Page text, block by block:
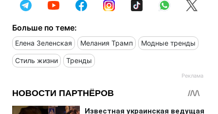
Больше по теме:
Елена Зеленская Мелания Трамп Модные тренды
Стиль жизни Тренды